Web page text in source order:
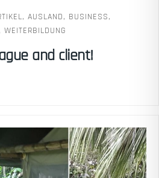
, AUSLAND, BUSINESS,
WEITERBILDUNG
and client!